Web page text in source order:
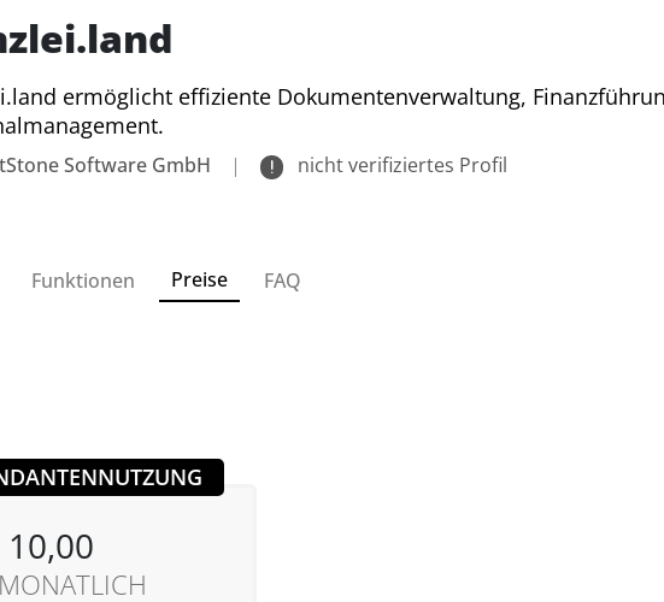
ermöglicht effiziente Dokumentenverwaltung,
Software GmbH | nicht verifiziertes Profil
Funktionen Preise FAQ
10,00